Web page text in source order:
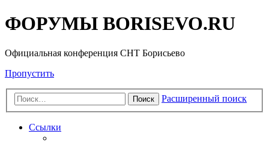
ФОРУМЫ BORISEVO.RU
Официальная конференция СНТ Борисьево
Пропустить
Поиск Расширенный поиск
Ссылки